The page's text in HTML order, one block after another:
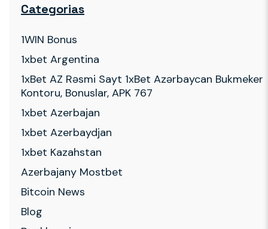
Categorias
1WIN Bonus
1xbet Argentina
1xBet AZ Rəsmi Sayt 1xBet Azərbaycan Bukmeker
Kontoru, Bonuslar, APK 767
1xbet Azerbajan
1xbet Azerbaydjan
1xbet Kazahstan
Azerbajany Mostbet
Bitcoin News
Blog